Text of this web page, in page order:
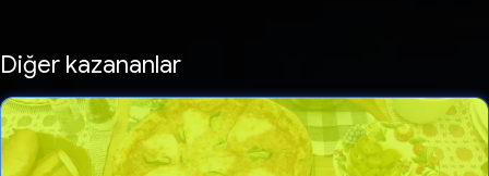
Diğer kazananlar